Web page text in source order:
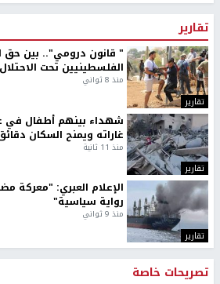
تقارير
تقارير
" قانون درومي".. بين حق
الفلسطينيين تحت الاحتلال
منذ 8 ثواني
تقارير
شهداء بينهم أطفال في
غاراته ويمنح السكان
منذ 11 ثانية
تقارير
الإعلام العبري: "معركة
رواية سياسية"
منذ 9 ثواني
تصريحات خاصة